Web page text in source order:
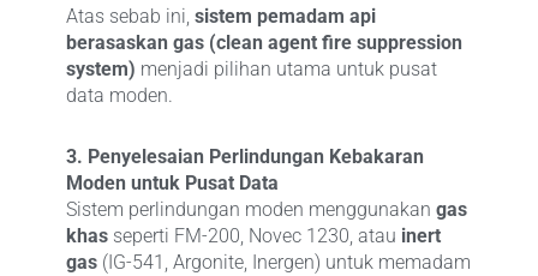
Atas sebab ini, sistem pemadam api
berasaskan gas (clean agent fire suppression
system) menjadi pilihan utama untuk pusat
data moden.
3. Penyelesaian Perlindungan Kebakaran
Moden untuk Pusat Data
Sistem perlindungan moden menggunakan gas
khas seperti FM-200, Novec 1230, atau inert
gas (IG-541, Argonite, Inergen) untuk memadam